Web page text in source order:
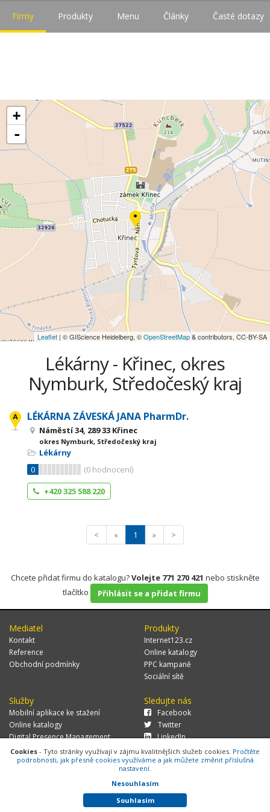
Firmy Produkty Menu Články Časté dotazy
+
-
Leaflet | © GIScience Heidelberg, ©OpenStreetMap& contributors, CC-BY-SA
Lékárny - Křinec, okres
Nymburk, Středočeský kraj
LÉKÁRNA ZÁVESKÁ JANA PharmDr.
Náměstí 34, 289 33 Křinec
okres Nymburk, Středočeský kraj
Lékárny
0
(0 hodnocení)
+420 325 588 220
< « 1 » >
Chcete přidat firmu do katalogu?Volejte 771 270 421 nebo stiskněte
tlačítko
Přihlásit se a přidat firmu
Mediatel
Kontakt
Reference
Obchodní podmínky
Produkty
Internet123.cz
Online katalogy
PPC kampaně
Sociální sítě
Služby
Mobilní aplikace ke stažení
Online katalogy
Digital Presence Management
Více zákazníků
Sledujte nás
Facebook
Twitter
LinkedIn
© 2026 MEDIATEL CZ, s.r.o.,Za Potokem 46/4, 106 00 Praha 10, tel.:
+420 771 270 421, verze 1.29.0.143,
Cookies
Cookies - Tyto stránky využívají v zájmu kvalitnějších služeb cookies. Pročtěte
podrobnosti, jak přesně cookies využíváme a jak můžete změnit příslušná
nastavení.
Nesouhlasím
Souhlasím